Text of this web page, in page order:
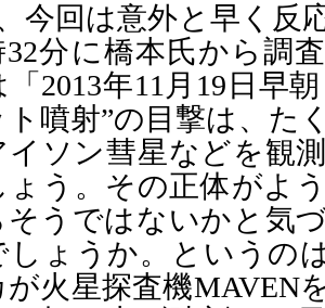
今回は意外と早く反
32分に橋本氏から調
2013年11月19日早
噴射”の目撃は、た
イソン彗星などを観
ょう。その正体がよ
そうではないかと気
しょうか。というの
火星探査機MAVEN